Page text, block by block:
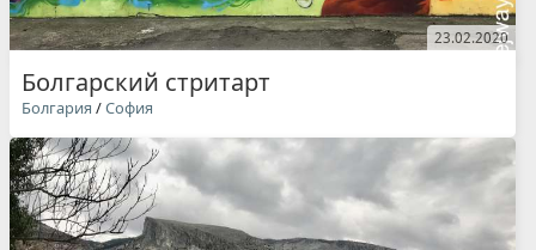
23.02.2020
Болгарский стритарт
Болгария /София